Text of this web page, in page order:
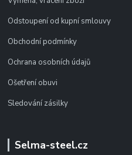
Odstoupení od kupní smlouvy
Obchodní podmínky
Ochrana osobních údajů
Ošetření obuvi
Sledování zásilky
Selma-steel.cz